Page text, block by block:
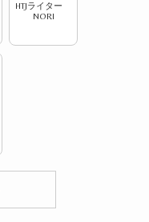
HTJライター
NORI